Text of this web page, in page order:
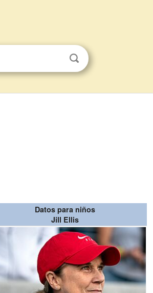
Datos para niños
Jill Ellis